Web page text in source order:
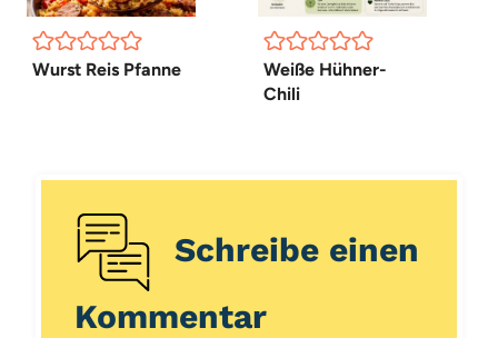
Wurst Reis Pfanne
Weiße Hühner-
Chili
Schreibe einen
Kommentar